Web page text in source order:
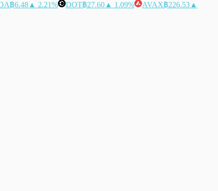
฿6.48 ▲ 2.21% DOT฿27.60 ▲ 1.09% AVAX฿226.53 ▲